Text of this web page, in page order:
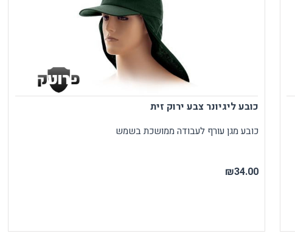
כובע ליגיונר צבע ירוק זית
כובע מגן עורף לעבודה ממושכת בשמש
₪34.00